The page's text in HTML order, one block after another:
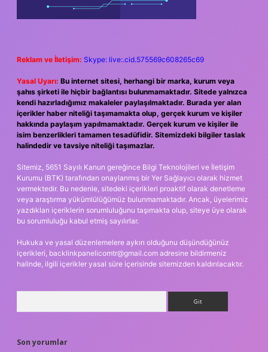
Reklam ve İletişim: Skype: live:.cid.575569c608265c69
Yasal Uyarı: Bu internet sitesi, herhangi bir marka, kurum veya
şahıs şirketi ile hiçbir bağlantısı bulunmamaktadır. Sitede yalnızca
kendi hazırladığımız makaleler paylaşılmaktadır. Burada yer alan
içerikler haber niteliği taşımamakta olup, gerçek kurum ve kişiler
hakkında paylaşım yapılmamaktadır. Gerçek kurum ve kişiler ile
isim benzerlikleri tamamen tesadüfidir. Sitemizdeki bilgiler taslak
halindedir ve tavsiye niteliği taşımazlar.
Sitemiz, 5651 Sayılı Kanun gereğince Bilgi Teknolojileri ve İletişim
Kurumu (BTK) tarafından onaylanmış bir Yer Sağlayıcı olarak hizmet
vermektedir. Bu nedenle, sitedeki içerikleri proaktif olarak denetleme
veya araştırma yükümlülüğümüz bulunmamaktadır. Ancak, üyelerimiz
yazdıkları içeriklerin sorumluluğunu taşımakta olup, siteye üye olarak
bu sorumluluğu kabul etmiş sayılırlar.
Hukuka ve yasal düzenlemelere aykırı olduğunu düşündüğünüz
içerikleri, backlinkpanelicomtr@gmail.com adresine bildirmeniz
halinde, ilgili içerikler yasal süre içerisinde sitemizden kaldırılacaktır.
Son yorumlar